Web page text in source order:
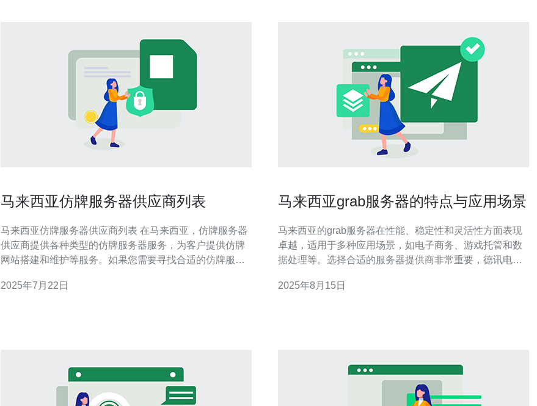
马来西亚仿牌服务器供应商列表
马来西亚仿牌服务器供应商列表 在马来西亚，仿牌服务器
供应商提供各种类型的仿牌服务器服务，为客户提供仿牌
网站搭建和维护等服务。如果您需要寻找合适的仿牌服务
来西亚知名的仿牌服务器供应商，拥有多年的经
2025年7月22日
马来西亚grab服务器的特点与应用场景
马来西亚的grab服务器在性能、稳定性和灵活性方面表现
卓越，适用于多种应用场景，如电子商务、游戏托管和数
据处理等。选择合适的服务器提供商非常重要，德讯电讯
选择。 卓越的性能 马来西亚的grab服务器以其高性能著
2025年8月15日